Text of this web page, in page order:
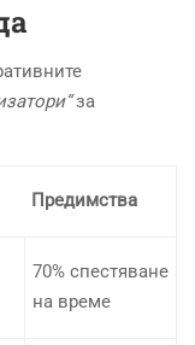
за
Предимства
70% спестяване
на време